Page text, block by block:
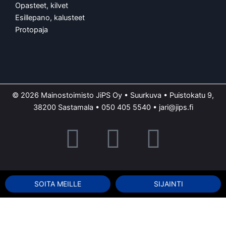
Opasteet, kilvet
Esillepano, kalusteet
Protopaja
© 2026 Mainostoimisto JiPS Oy • Suurkuva • Puistokatu 9,
38200 Sastamala • 050 405 5540• jari@jips.fi
F
a
c
Y
o
u
I
n
s
SOITA MEILLE SIJAINTI